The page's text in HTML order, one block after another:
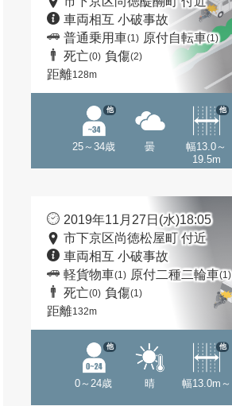
車両相互 小破事故
普通乗用車(1) 原付自転車(1)
死亡(0) 負傷(2)
距離128m
25～34歳
他
曇
幅13.0～
19.5m
他
2019年11月27日(水)18:05
市下京区尚徳松屋町 付近
車両相互 小破事故
軽貨物車(1) 原付二種二輪車(1)
死亡(0) 負傷(1)
距離132m
0～24歳
他
晴 幅13.0m～
他